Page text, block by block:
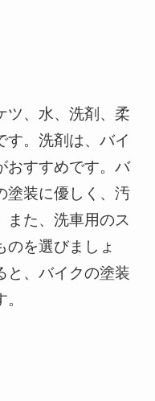
ツ、水、洗剤、柔
す。洗剤は、バイ
おすすめです。バ
塗装に優しく、汚
また、洗車用のス
のを選びましょ
と、バイクの塗装